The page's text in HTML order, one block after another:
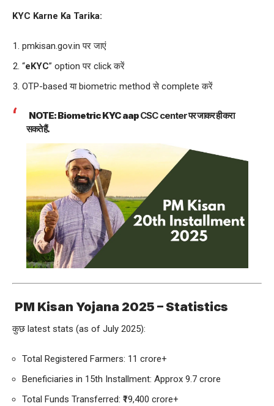
KYC Karne Ka Tarika:
pmkisan.gov.in पर जाएं
“eKYC” option पर click करें
OTP-based या biometric method से complete करें
NOTE: Biometric KYC aapCSC centerपर जाकर ही करा
सकते हैं.
PM Kisan Yojana 2025 – Statistics
कुछ latest stats (as of July 2025):
Total Registered Farmers: 11 crore+
Beneficiaries in 15th Installment: Approx 9.7 crore
Total Funds Transferred: ₹19,400 crore+